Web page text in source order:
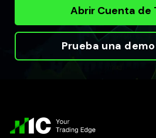
Abrir Cuenta de
Prueba una